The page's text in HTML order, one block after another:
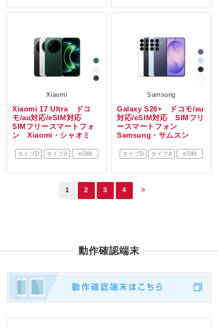
Xiaomi
Xiaomi 17 Ultra ドコ
モ/au対応/eSIM対応
SIMフリースマートフォ
ン Xiaomi・シャオミ
タイプD タイプA eSIM
Samsung
Galaxy S26+ ドコモ/au
対応/eSIM対応 SIMフリ
ースマートフォン
Samsung・サムスン
タイプD タイプA eSIM
1 2 3 4 >
動作確認端末